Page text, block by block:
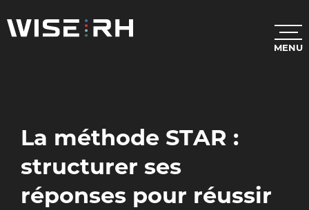
MENU
La méthode STAR :
structurer ses
réponses pour réussir